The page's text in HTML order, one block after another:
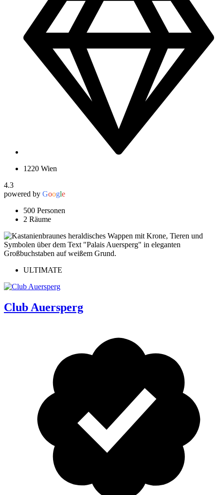
1220 Wien
4.3
powered by Google
500 Personen
2 Räume
ULTIMATE
Club Auersperg